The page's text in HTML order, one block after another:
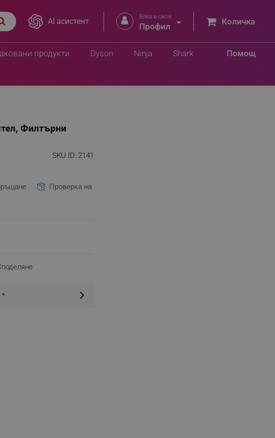
AI асистент  Влез в своя
Профил  Количка
продукти Помощ
Dyson Ninja Shark
Филтърни
SKU ID: 2141
Проверка на
*